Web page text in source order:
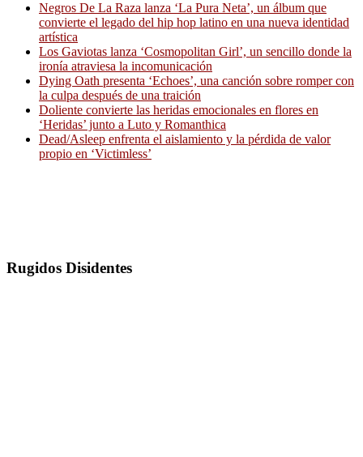
Negros De La Raza lanza ‘La Pura Neta’, un álbum que
convierte el legado del hip hop latino en una nueva identidad
artística
Los Gaviotas lanza ‘Cosmopolitan Girl’, un sencillo donde la
ironía atraviesa la incomunicación
Dying Oath presenta ‘Echoes’, una canción sobre romper con
la culpa después de una traición
Doliente convierte las heridas emocionales en flores en
‘Heridas’ junto a Luto y Romanthica
Dead/Asleep enfrenta el aislamiento y la pérdida de valor
propio en ‘Victimless’
Rugidos Disidentes